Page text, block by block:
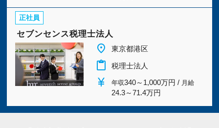
正社員
セブンセンス税理士法人
place 東京都港区
content_paste 税理士法人
currency_yen 年収340～1,000万円 / 月給
24.3～71.4万円